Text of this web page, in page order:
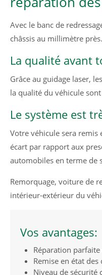
Register |Lost your
Support
24h/ 365days
We offer support for our
Get in touch
Cybersteel Inc.
376-293 City Road,
Have any questions?
+44 1234 567 890
Drop us a line
Avec le banc de
châssis au millimètre près.
La qualité avant
Grâce au guidage laser,
la qualité du véhicule
Le système est
Votre véhicule sera
écart par rapport aux
automobiles en terme de
Remorquage, voiture de
intérieur-extérieur du
Vos avantages:
Réparation
Remise en état
Niveau de sécurité